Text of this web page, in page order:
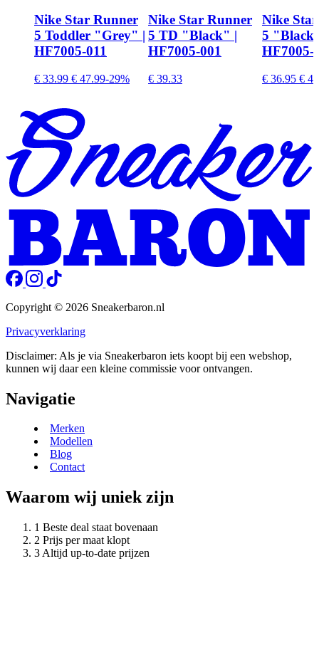
Nike Star Runner
5 Toddler "Grey" |
HF7005-011
€ 33.99 € 47.99-29%
Nike Star Runner
5 TD "Black" |
HF7005-001
€ 39.33
Nike
5
HF7005-
€ 36.95 €
Copyright © 2026 Sneakerbaron.nl
Privacyverklaring
Disclaimer: Als je via Sneakerbaron iets koopt bij een webshop,
kunnen wij daar een kleine commissie voor ontvangen.
Navigatie
Merken
Modellen
Blog
Contact
Waarom wij uniek zijn
Beste deal staat bovenaan
Prijs per maat klopt
Altijd up-to-date prijzen